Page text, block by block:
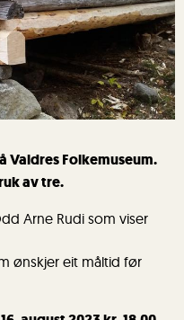
Valdres Folkemuseum.
av tre.
Arne Rudi som viser
ø nskjer eit måltid før